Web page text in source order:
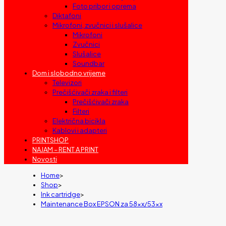
Foto pribor i oprema
Diktafoni
Mikrofoni, zvučnici i slušalice
Mikrofoni
Zvučnici
Slušalice
Soundbar
Dom i slobodno vrijeme
Televizori
Prečišćivači zraka i filteri
Prečišćivači zraka
Filteri
Električna bicikla
Kablovi i adapteri
PRINTSHOP
NAJAM – RENT A PRINT
Novosti
Home>
Shop>
Ink cartridge>
Maintenance Box EPSON za 58xx/53xx